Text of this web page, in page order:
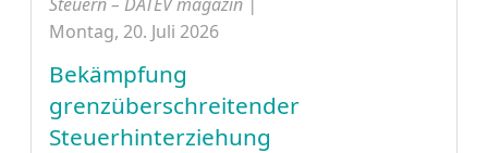
Montag, 20. Juli 2026
Bekämpfung
grenzüberschreitender
Steuerhinterziehung